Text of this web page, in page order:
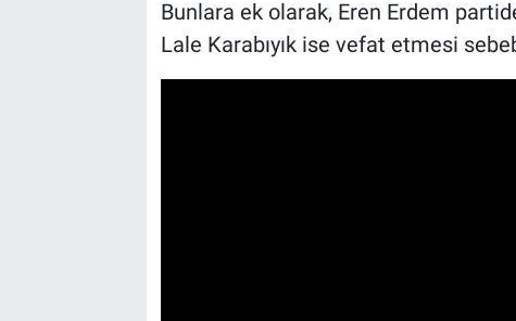
Bunlara ek olarak, Eren Erdem
Lale Karabıyık ise vefat etmesi